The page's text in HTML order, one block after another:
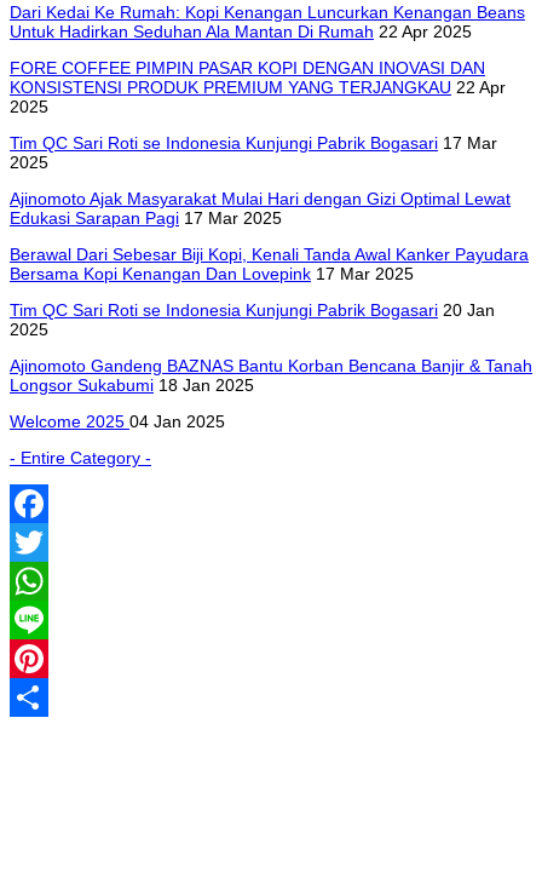
Dari Kedai Ke Rumah: Kopi Kenangan Luncurkan Kenangan Beans
Untuk Hadirkan Seduhan Ala Mantan Di Rumah 22 Apr 2025
FORE COFFEE PIMPIN PASAR KOPI DENGAN INOVASI DAN
KONSISTENSI PRODUK PREMIUM YANG TERJANGKAU 22 Apr
2025
Tim QC Sari Roti se Indonesia Kunjungi Pabrik Bogasari 17 Mar
2025
Ajinomoto Ajak Masyarakat Mulai Hari dengan Gizi Optimal Lewat
Edukasi Sarapan Pagi 17 Mar 2025
Berawal Dari Sebesar Biji Kopi, Kenali Tanda Awal Kanker Payudara
Bersama Kopi Kenangan Dan Lovepink 17 Mar 2025
Tim QC Sari Roti se Indonesia Kunjungi Pabrik Bogasari 20 Jan
2025
Ajinomoto Gandeng BAZNAS Bantu Korban Bencana Banjir & Tanah
Longsor Sukabumi 18 Jan 2025
Welcome 2025 04 Jan 2025
- Entire Category -
Facebook
Twitter
WhatsApp
Line
Pinterest